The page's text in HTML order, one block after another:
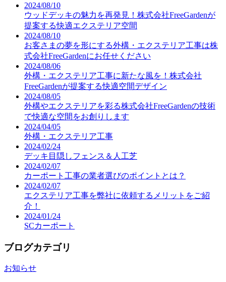
2024/08/10
ウッドデッキの魅力を再発見！株式会社FreeGardenが
提案する快適エクステリア空間
2024/08/10
お客さまの夢を形にする外構・エクステリア工事は株
式会社FreeGardenにお任せください
2024/08/06
外構・エクステリア工事に新たな風を！株式会社
FreeGardenが提案する快適空間デザイン
2024/08/05
外構やエクステリアを彩る株式会社FreeGardenの技術
で快適な空間をお創りします
2024/04/05
外構・エクステリア工事
2024/02/24
デッキ目隠しフェンス＆人工芝
2024/02/07
カーポート工事の業者選びのポイントとは？
2024/02/07
エクステリア工事を弊社に依頼するメリットをご紹
介！
2024/01/24
SCカーポート
ブログカテゴリ
お知らせ